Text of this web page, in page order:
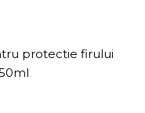
protectie firului